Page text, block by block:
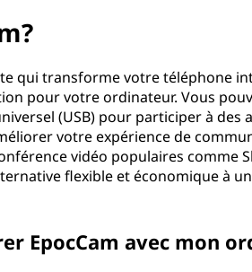
qui transforme votre téléphone
pour votre ordinateur. Vous
(USB) pour participer à des
votre expérience de
vidéo populaires comme
flexible et économique à
EpocCam avec mon